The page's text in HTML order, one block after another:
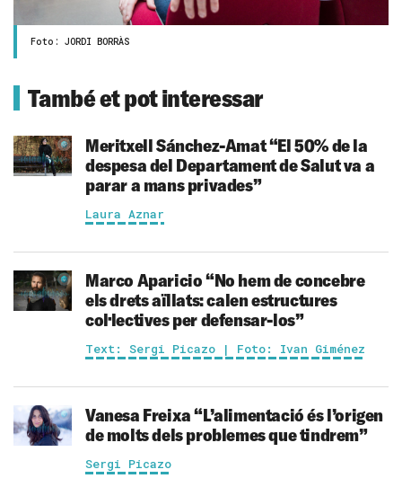
Foto: JORDI BORRÀS
També et pot interessar
Meritxell Sánchez-Amat“El 50% de la
despesa del Departament de Salut va a
parar a mans privades”
Laura Aznar
Marco Aparicio“No hem de concebre
els drets aïllats: calen estructures
col·lectives per defensar-los”
Text: Sergi Picazo | Foto: Ivan Giménez
Vanesa Freixa“L’alimentació és l’origen
de molts dels problemes que tindrem”
Sergi Picazo